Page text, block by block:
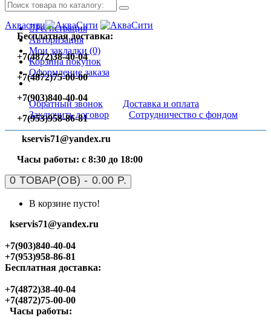
Регистрация
Авторизация
Мои закладки (0)
Корзина покупок
Оформление заказа
Обратный звонок
Доставка и оплата
Заключить договор
Сотрудничество с фондом
Аквасити
Бесплатная доставка:
+7(4872)38-40-04
+7(4872)75-00-00
+7(903)840-40-04
+7(953)958-86-81
kservis71@yandex.ru
Часы работы: с 8:30 до 18:00
0 ТОВАР(ОВ) - 0.00 Р.
В корзине пусто!
kservis71@yandex.ru
+7(903)840-40-04
+7(953)958-86-81
Бесплатная доставка:
+7(4872)38-40-04
+7(4872)75-00-00
Часы работы: